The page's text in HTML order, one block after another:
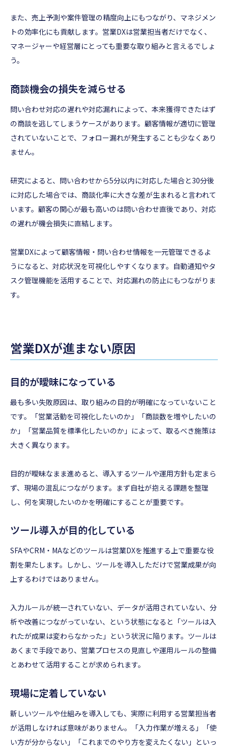
また、売上予測や案件管理の精度向上にもつながり、マネジメン
トの効率化にも貢献します。営業DXは営業担当者だけでなく、
マネージャーや経営層にとっても重要な取り組みと言えるでしょ
う。
商談機会の損失を減らせる
問い合わせ対応の遅れや対応漏れによって、本来獲得できたはず
の商談を逃してしまうケースがあります。顧客情報が適切に管理
されていないことで、フォロー漏れが発生することも少なくあり
ません。
研究によると、問い合わせから5分以内に対応した場合と30分後
に対応した場合では、商談化率に大きな差が生まれると言われて
います。顧客の関心が最も高いのは問い合わせ直後であり、対応
の遅れが機会損失に直結します。
営業DXによって顧客情報・問い合わせ情報を一元管理できるよ
うになると、対応状況を可視化しやすくなります。自動通知やタ
スク管理機能を活用することで、対応漏れの防止にもつながりま
す。
営業DXが進まない原因
目的が曖昧になっている
最も多い失敗原因は、取り組みの目的が明確になっていないこと
です。「営業活動を可視化したいのか」「商談数を増やしたいの
か」「営業品質を標準化したいのか」によって、取るべき施策は
大きく異なります。
目的が曖昧なまま進めると、導入するツールや運用方針も定まら
ず、現場の混乱につながります。まず自社が抱える課題を整理
し、何を実現したいのかを明確にすることが重要です。
ツール導入が目的化している
SFAやCRM・MAなどのツールは営業DXを推進する上で重要な役
割を果たします。しかし、ツールを導入しただけで営業成果が向
上するわけではありません。
入力ルールが統一されていない、データが活用されていない、分
析や改善につながっていない、という状態になると「ツールは入
れたが成果は変わらなかった」という状況に陥ります。ツールは
あくまで手段であり、営業プロセスの見直しや運用ルールの整備
とあわせて活用することが求められます。
現場に定着していない
新しいツールや仕組みを導入しても、実際に利用する営業担当者
が活用しなければ意味がありません。「入力作業が増える」「使
い方が分からない」「これまでのやり方を変えたくない」といっ